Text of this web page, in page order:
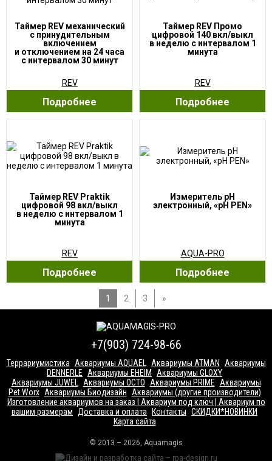
Таймер REV механический
с принудительным
включением
и отключением на 24 часа
с интервалом 30 минут
REV
Подробнее
Таймер REV Промо
цифровой 140 вкл/выкл
в неделю с интервалом 1
минута
REV
Подробнее
Таймер REV Praktik
цифровой 98 вкл/выкл
в неделю с интервалом 1
минута
REV
Подробнее
Измеритель pH
электронный, «pH PEN»
AQUA-PRO
Подробнее
1 2 3 »
+7(903) 724-98-66
Террариумистика Аквариумы AQUAEL Аквариумы ATMAN
Аквариумы
DENNERLE
Аквариумы EHEIM
Аквариумы GLOXY
Аквариумы JUWEL
Аквариумы OCTO Аквариумы PRIME
Аквариумы
Pet Worx Аквариумы Биодизайн
Аквариумы (другие производители)
Изготовление аквариумов на заказ | Аквариум под ключ | Аквариум по
вашим размерам
Доставка и оплата Контакты СКИДКИ*НОВИНКИ
Карта сайта
© 2013 – 2026, Aquamagis